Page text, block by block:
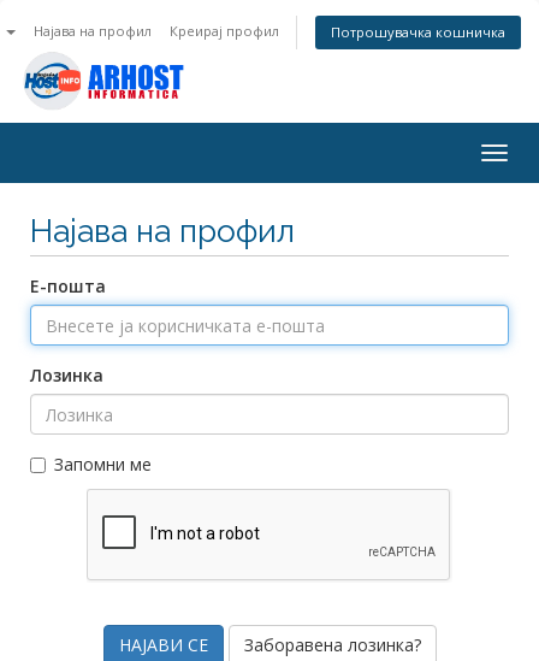
Најава на профил Креирај профил Потрошувачка кошничка
Најава на профил
Е-пошта
Лозинка
Запомни ме
Заборавена лозинка?